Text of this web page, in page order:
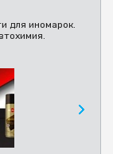
для иномарок.